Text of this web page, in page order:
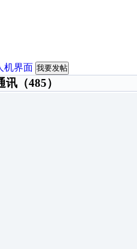
机界面 我要发帖
（485）